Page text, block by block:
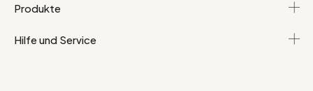
Produkte
Hilfe und Service